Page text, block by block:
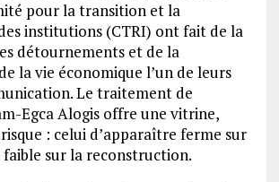
pour la transition et la
institutions (CTRI) ont fait de la
détournements et de la
la vie économique l’un de leurs
Le traitement de
Egca Alogis offre une vitrine,
: celui d’apparaître ferme sur
sur la reconstruction.